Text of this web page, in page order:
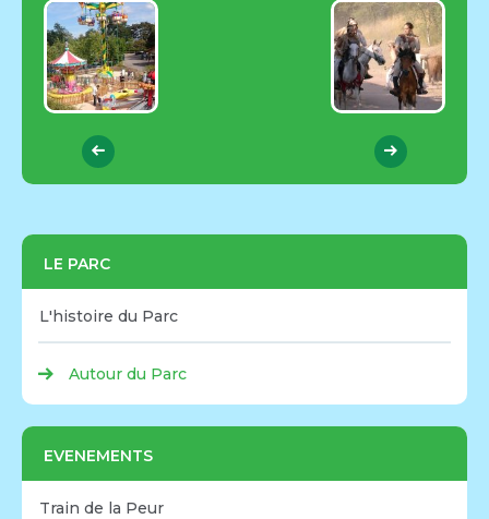
LE PARC
L'histoire du Parc
Autour du Parc
EVENEMENTS
Train de la Peur